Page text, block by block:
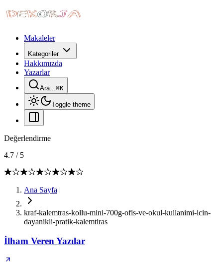
Makaleler
Kategoriler
Hakkımızda
Yazarlar
Ara...⌘K
Toggle theme
Değerlendirme
4.7 / 5
Ana Sayfa
kraf-kalemtras-kollu-mini-700g-ofis-ve-okul-kullanimi-icin-
dayanikli-pratik-kalemtiras
İlham Veren Yazılar